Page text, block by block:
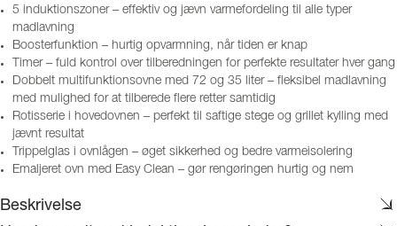
5 induktionszoner – effektiv og jævn varmefordeling til alle typer
madlavning
Boosterfunktion – hurtig opvarmning, når tiden er knap
Timer – fuld kontrol over tilberedningen for perfekte resultater hver gang
Dobbelt multifunktionsovne med 72 og 35 liter – fleksibel madlavning
med mulighed for at tilberede flere retter samtidig
Rotisserie i hovedovnen – perfekt til saftige stege og grillet kylling med
jævnt resultat
Trippelglas i ovnlågen – øget sikkerhed og bedre varmeisolering
Emaljeret ovn med Easy Clean – gør rengøringen hurtig og nem
Beskrivelse